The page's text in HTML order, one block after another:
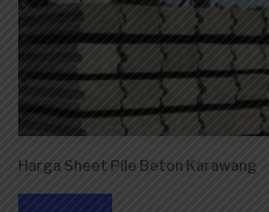
Harga Sheet Pile Beton Karawang